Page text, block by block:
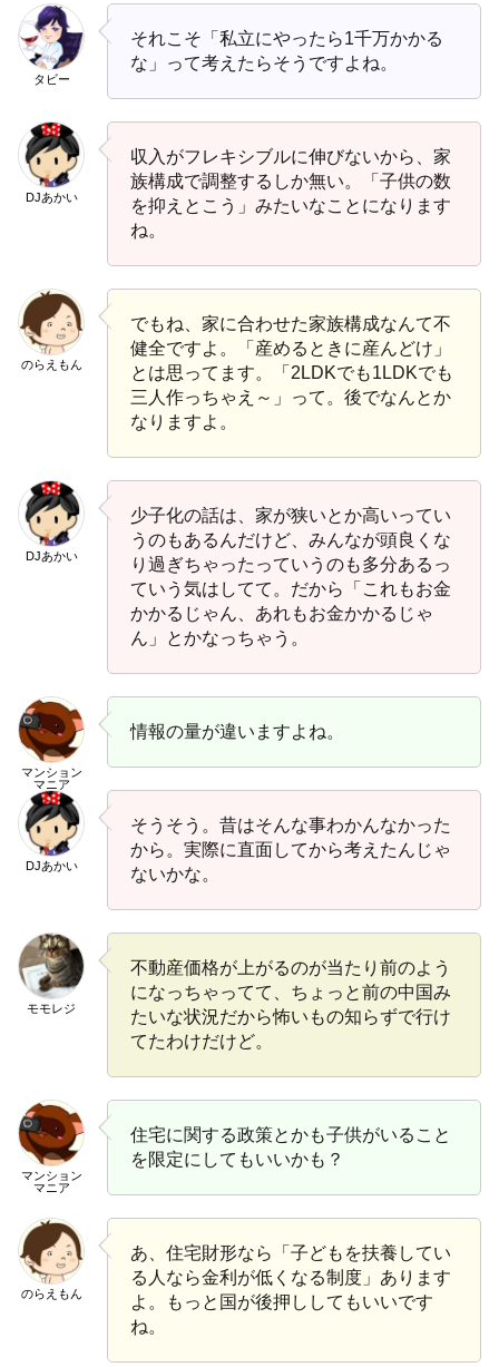
タビー
それこそ「私立にやったら1千万かかる
な」って考えたらそうですよね。
DJあかい
収入がフレキシブルに伸びないから、家
族構成で調整するしか無い。「子供の数
を抑えとこう」みたいなことになります
ね。
のらえもん
でもね、家に合わせた家族構成なんて不
健全ですよ。「産めるときに産んどけ」
とは思ってます。「2LDKでも1LDKでも
三人作っちゃえ～」って。後でなんとか
なりますよ。
DJあかい
少子化の話は、家が狭いとか高いってい
うのもあるんだけど、みんなが頭良くな
り過ぎちゃったっていうのも多分あるっ
ていう気はしてて。だから「これもお金
かかるじゃん、あれもお金かかるじゃ
ん」とかなっちゃう。
マンション
マニア
情報の量が違いますよね。
DJあかい
そうそう。昔はそんな事わかんなかった
から。実際に直面してから考えたんじゃ
ないかな。
モモレジ
不動産価格が上がるのが当たり前のよう
になっちゃってて、ちょっと前の中国み
たいな状況だから怖いもの知らずで行け
てたわけだけど。
マンション
マニア
住宅に関する政策とかも子供がいること
を限定にしてもいいかも？
のらえもん
あ、住宅財形なら「子どもを扶養してい
る人なら金利が低くなる制度」あります
よ。もっと国が後押ししてもいいです
ね。